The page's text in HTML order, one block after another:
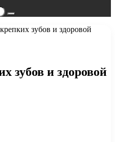
Поиск...
зубов и здоровой
зубов и здоровой